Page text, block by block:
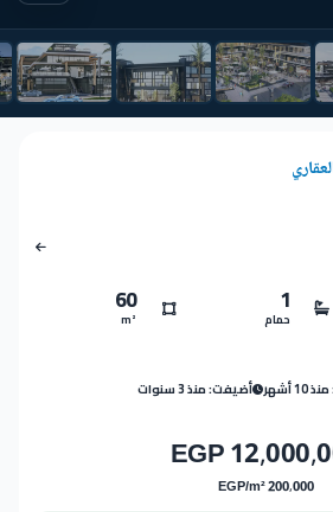
1
حمام
60
m²
أشهر أضيفت: منذ 3 سنوات
12,000,000
200,000 EGP/m²